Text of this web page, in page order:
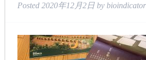
Posted 2020年12月2日 by bioindicator